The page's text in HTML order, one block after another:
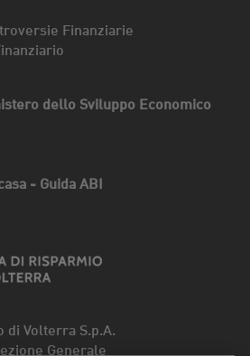
Finanziarie
dello Sviluppo Economico
- Guida ABI
di Volterra S.p.A.
Generale